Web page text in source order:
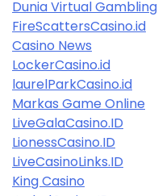
Dunia Virtual Gambling
FireScattersCasino.id
Casino News
LockerCasino.id
laurelParkCasino.id
Markas Game Online
LiveGalaCasino.ID
LionessCasino.ID
LiveCasinoLinks.ID
King Casino